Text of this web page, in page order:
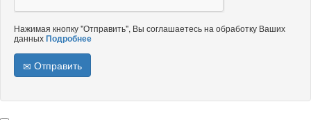
Нажимая кнопку "Отправить", Вы соглашаетесь на обработку Ваших
данныхПодробнее
Отправить